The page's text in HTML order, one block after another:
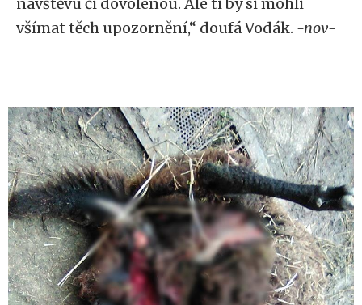
všímat těch upozornění,“ doufá Vodák. -nov-